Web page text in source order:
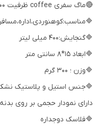
🔴ماگ سفری coffee ظرفیت 400 میل :
🔷گنجایش:400 میلی لیتر
🔷ابعاد 15*8 سانتی متر
🔷وزن ؛ 300 گرم
🔷جنس استیل و پلاستیک
دارای نمودار حجمی بر روی بدنه
🔷فلاسک دوجداره